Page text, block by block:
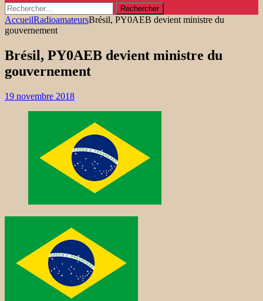
Rechercher :
AccueilRadioamateursBrésil, PY0AEB devient ministre du
gouvernement
Brésil, PY0AEB devient ministre du
gouvernement
19 novembre 2018